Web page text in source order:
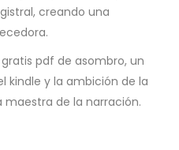
creando una
pdf de asombro, un
kindle y la ambición de la
de la narración.